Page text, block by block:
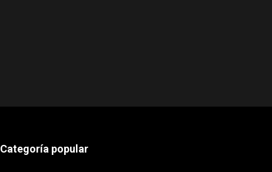
Categoría popular